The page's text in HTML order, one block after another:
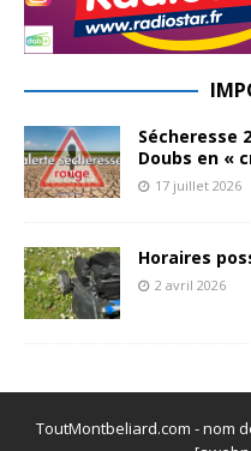
Sécheresse
Doubs en «
17 juillet 2026
Horaires
2 avril 2026
ToutMontbeliard.com - nom